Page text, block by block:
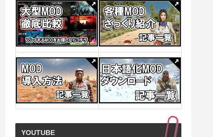
投資・金融・会社経営
発売日 : 2015年04月24日
Powered byAmaGetti
ゲーマーはもっと経
営者を目指すべき!
商品レビュー・口コミを見る
価格 : ￥2,549
￥194
産業研究
発売日 : 1970年01月01日
Powered byAmaGetti
ライズ・オブ・eス
ポーツ ゲーマーの情
熱から生まれた巨大
ビジネス
商品レビュー・口コミを見る
価格 : ￥2,640
￥5,280
YOUTUBE